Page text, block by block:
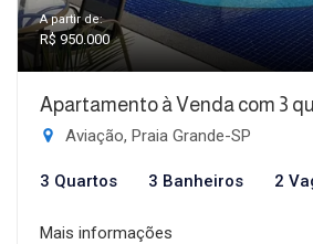
A partir de:
R$ 950.000
Apartamento à Venda com 3
Aviação, Praia Grande-SP
3 Quartos 3 Banheiros 2
Mais informações